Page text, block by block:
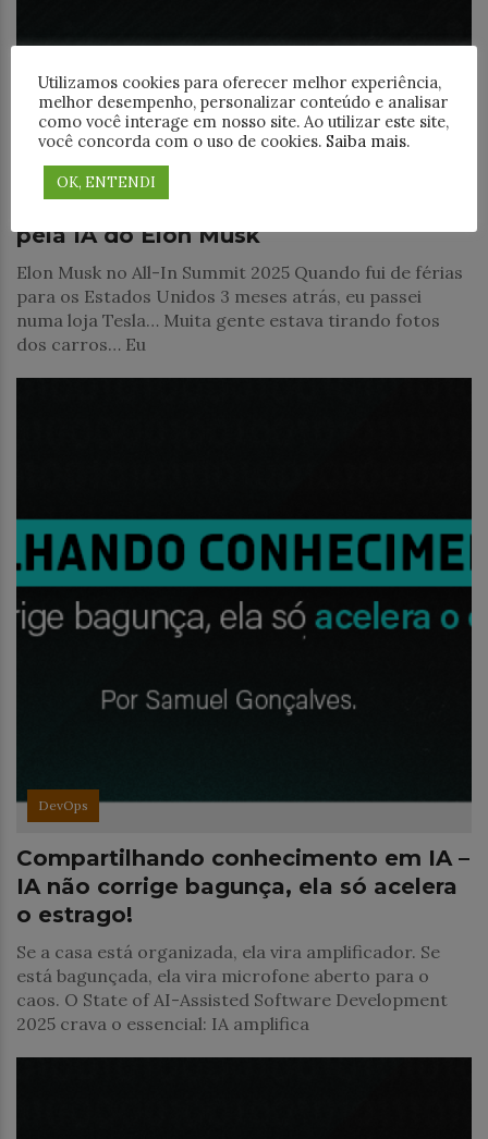
IA para maiores – Filosofia/Religião
pela IA do Elon Musk
Elon Musk no All-In Summit 2025 Quando fui de férias
para os Estados Unidos 3 meses atrás, eu passei
numa loja Tesla… Muita gente estava tirando fotos
dos carros… Eu
DevOps
Compartilhando conhecimento em IA –
IA não corrige bagunça, ela só acelera
o estrago!
Se a casa está organizada, ela vira amplificador. Se
está bagunçada, ela vira microfone aberto para o
caos. O State of AI-Assisted Software Development
2025 crava o essencial: IA amplifica
Utilizamos cookies para oferecer melhor experiência,
melhor desempenho, personalizar conteúdo e analisar
como você interage em nosso site. Ao utilizar este site,
você concorda com o uso de cookies. Saiba mais.
OK, ENTENDI